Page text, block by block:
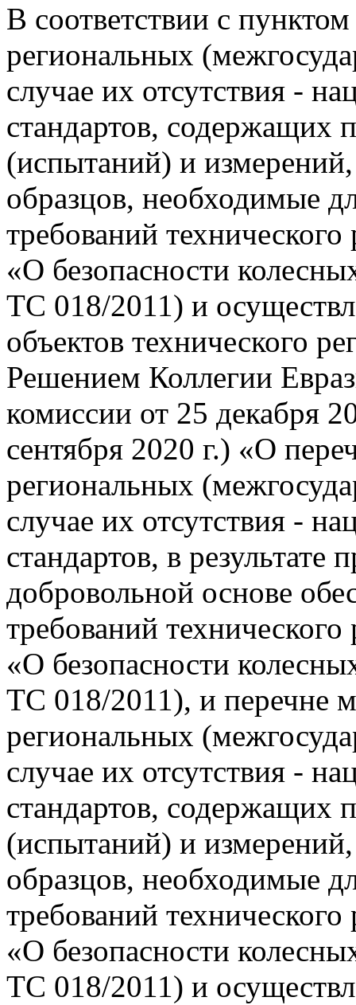
В соответствии с
региональных
случае их отсутствия -
стандартов, содержащих
(испытаний) и
образцов, необходимые
требований
«О безопасности
ТС 018/2011) и
объектов технического
Решением Коллегии
комиссии от 25 декабря
сентября 2020 г.) «О
региональных
случае их отсутствия -
стандартов, в
добровольной основе
требований
«О безопасности
ТС 018/2011), и перечне
региональных
случае их отсутствия -
стандартов, содержащих
(испытаний) и
образцов, необходимые
требований
«О безопасности
ТС 018/2011) и